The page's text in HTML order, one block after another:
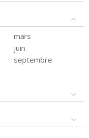
mars
juin
septembre